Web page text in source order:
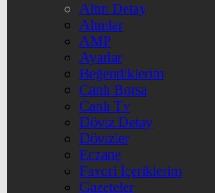
Altın Detay
Altınlar
AMP
Ayarlar
Beğendiklerim
Canlı Borsa
Canlı Tv
Döviz Detay
Dövizler
Eczane
Favori İçeriklerim
Gazeteler